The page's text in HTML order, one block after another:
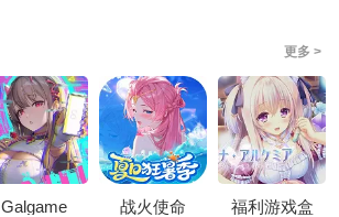
更多 >
Galgame 战火使命 福利游戏盒